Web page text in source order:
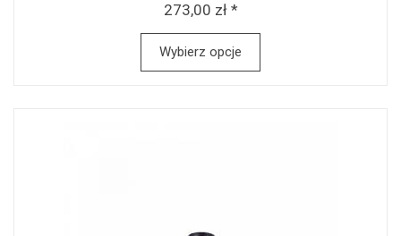
273,00 zł *
Wybierz opcje